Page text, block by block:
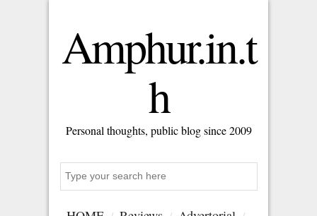
Amphur.in.t
h
Personal thoughts, public blog since 2009